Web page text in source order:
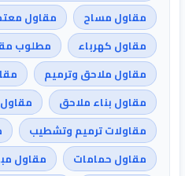
مقاول مساح
مقاول
مقاول كهرباء
مطلوب
مقاول ملاحق وترميم
مقاول بناء ملاحق
مقاول
مقاولات ترميم وتشطيب
مقاول حمامات
مقاول